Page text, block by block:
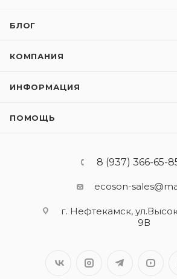
БЛОГ
КОМПАНИЯ
ИНФОРМАЦИЯ
ПОМОЩЬ
8 (937) 366-65-
ecoson-
г. Нефтекамск,
9В